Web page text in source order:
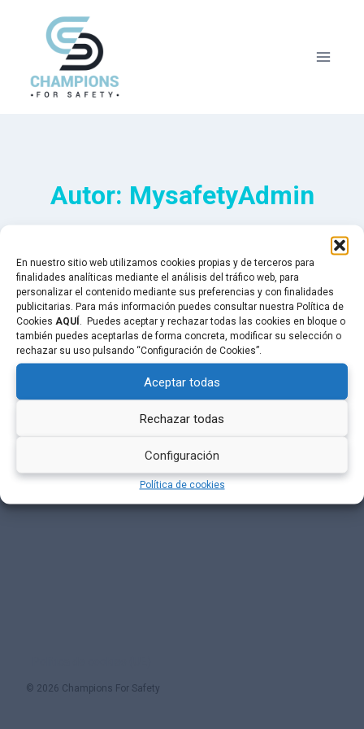
En nuestro sitio web utilizamos cookies propias y de terceros para
finalidades analíticas mediante el análisis del tráfico web, para
personalizar el contenido mediante sus preferencias y con finalidades
publicitarias. Para más información puedes consultar nuestra Política de
Cookies AQUÍ . Puedes aceptar y rechazar todas las cookies en bloque o
también puedes aceptarlas de forma concreta, modificar su selección o
rechazar su uso pulsando “Configuración de Cookies”.
Aceptar todas
Rechazar todas
Configuración
Política de cookies
contenido
Autor: MysafetyAdmin
Parece que no encontramos lo que estás
buscando. Puede que una búsqueda te ayude.
Buscar:
© 2026 Champions For Safety